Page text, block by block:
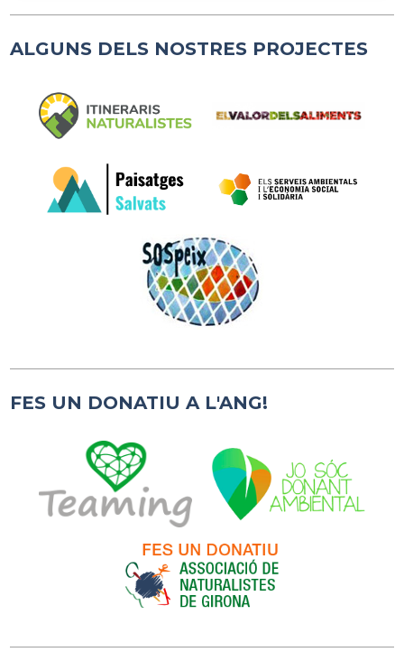
ALGUNS DELS NOSTRES PROJECTES
FES UN DONATIU A L'ANG!